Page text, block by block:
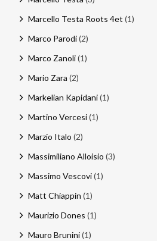
Marcello Testa Roots 4et (1)
Marco Parodi(2)
Marco Zanoli(1)
Mario Zara (2)
Markelian Kapidani(1)
Martino Vercesi(1)
Marzio Italo (2)
Massimiliano Alloisio (3)
Massimo Vescovi(1)
Matt Chiappin (1)
Maurizio Dones (1)
Mauro Brunini(1)